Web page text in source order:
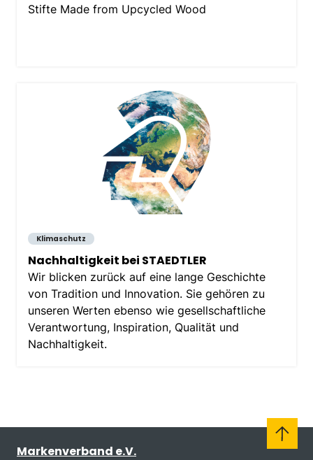
Stifte Made from Upcycled Wood
Klimaschutz
Nachhaltigkeit bei STAEDTLER
Wir blicken zurück auf eine lange Geschichte
von Tradition und Innovation. Sie gehören zu
unseren Werten ebenso wie gesellschaftliche
Verantwortung, Inspiration, Qualität und
Nachhaltigkeit.
Markenverband e.V.